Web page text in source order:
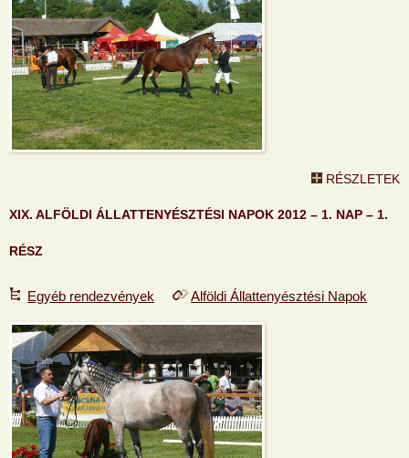
RÉSZLETEK
XIX. ALFÖLDI ÁLLATTENYÉSZTÉSI NAPOK 2012 – 1. NAP – 1.
RÉSZ
Egyéb rendezvények Alföldi Állattenyésztési Napok